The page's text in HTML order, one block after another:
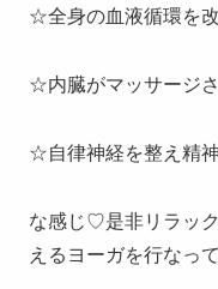
☆全身の血液循環を
☆内臓がマッサージ
☆自律神経を整え精
な感じ♡是非リラッ
えるヨーガを行なっ